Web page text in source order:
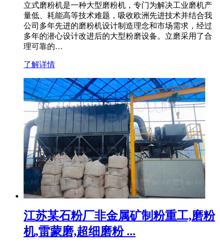
立式磨粉机是一种大型磨粉机，专门为解决工业磨机产
量低、耗能高等技术难题，吸收欧洲先进技术并结合我
公司多年先进的磨粉机设计制造理念和市场需求，经过
多年的潜心设计改进后的大型粉磨设备。立磨采用了合
理可靠的…
了解详情
江苏某石粉厂非金属矿制粉重工,磨粉
机,雷蒙磨,超细磨粉 ...